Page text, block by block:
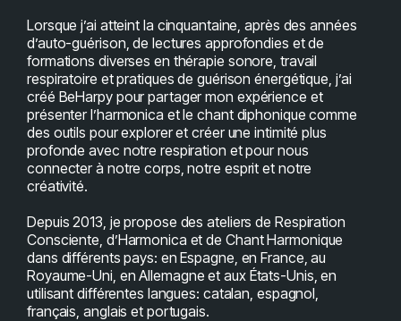
Lorsque j’ai atteint la cinquantaine, après des années
d’auto-guérison, de lectures approfondies et de
formations diverses en thérapie sonore, travail
respiratoire et pratiques de guérison énergétique, j’ai
créé BeHarpy pour partager mon expérience et
présenter l’harmonica et le chant diphonique comme
des outils pour explorer et créer une intimité plus
profonde avec notre respiration et pour nous
connecter à notre corps, notre esprit et notre
créativité.
Depuis 2013, je propose des ateliers de Respiration
Consciente, d’Harmonica et de Chant Harmonique
dans différents pays: en Espagne, en France, au
Royaume-Uni, en Allemagne et aux États-Unis, en
utilisant différentes langues: catalan, espagnol,
français, anglais et portugais.